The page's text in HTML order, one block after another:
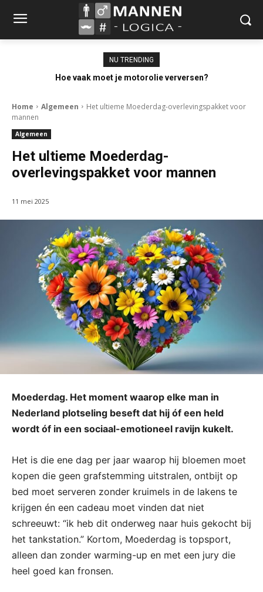
NU TRENDING
Hoe vaak moet je motorolie verversen?
Home Algemeen
Het ultieme Moederdag-overlevingspakket voor
mannen
Algemeen
Het ultieme Moederdag-
overlevingspakket voor mannen
11 mei 2025
Moederdag. Het moment waarop elke man in
Nederland plotseling beseft dat hij óf een held
wordt óf in een sociaal-emotioneel ravijn kukelt.
Het is die ene dag per jaar waarop hij bloemen moet
kopen die geen grafstemming uitstralen, ontbijt op
bed moet serveren zonder kruimels in de lakens te
krijgen én een cadeau moet vinden dat niet
schreeuwt: “ik heb dit onderweg naar huis gekocht bij
het tankstation.” Kortom, Moederdag is topsport,
alleen dan zonder warming-up en met een jury die
heel goed kan fronsen.